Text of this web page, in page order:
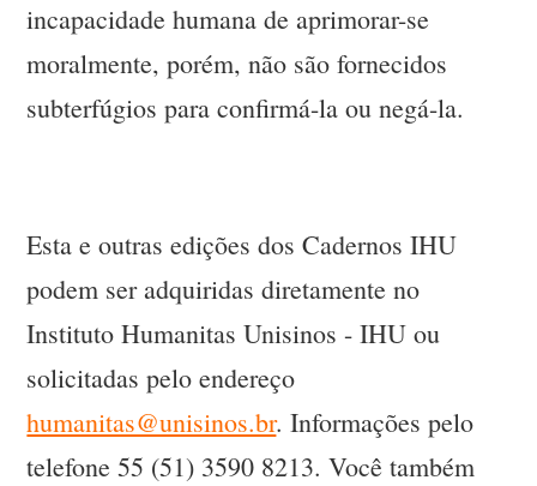
incapacidade humana de aprimorar-se
moralmente, porém, não são fornecidos
subterfúgios para confirmá-la ou negá-la.
Esta e outras edições dos Cadernos IHU
podem ser adquiridas diretamente no
Instituto Humanitas Unisinos - IHU ou
solicitadas pelo endereço
humanitas@unisinos.br. Informações pelo
telefone 55 (51) 3590 8213. Você também